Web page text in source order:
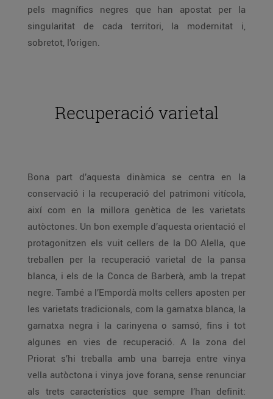
pels magnífics negres que han apostat per la
singularitat de cada territori, la modernitat i,
sobretot, l’origen.
Recuperació varietal
Bona part d’aquesta dinàmica se centra en la
conservació i la recuperació del patrimoni vitícola,
així com en la millora genètica de les varietats
autòctones. Un bon exemple d’aquesta orientació el
protagonitzen els vuit cellers de la DO Alella, que
treballen per la recuperació varietal de la pansa
blanca, i els de la Conca de Barberà, amb la trepat
negre. També a l’Empordà molts cellers aposten per
les varietats tradicionals, com la garnatxa blanca, la
garnatxa negra i la carinyena o samsó, fins i tot
algunes en vies de recuperació. A la zona del
Priorat s’hi treballa amb una barreja entre vinya
vella autòctona i vinya jove forana, sense renunciar
als trets característics que sempre l’han definit: